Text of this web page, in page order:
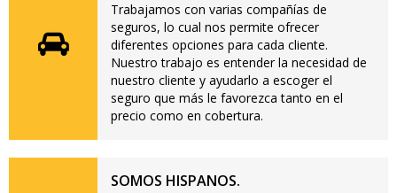
Trabajamos con varias compañías de
seguros, lo cual nos permite ofrecer
diferentes opciones para cada cliente.
Nuestro trabajo es entender la necesidad de
nuestro cliente y ayudarlo a escoger el
seguro que más le favorezca tanto en el
precio como en cobertura.
SOMOS HISPANOS.